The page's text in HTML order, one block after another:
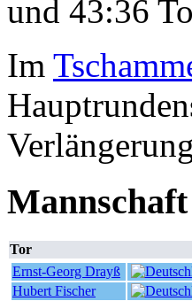
und 43:36
Im
Mannschaft
Tor
Ernst-Georg Drayß
Hubert Fischer